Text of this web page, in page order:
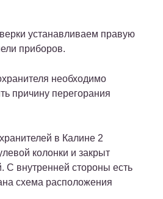
устанавливаем правую
приборов.
необходимо
причину перегорания
в Калине 2
колонки и закрыт
С внутренней стороны есть
схема расположения